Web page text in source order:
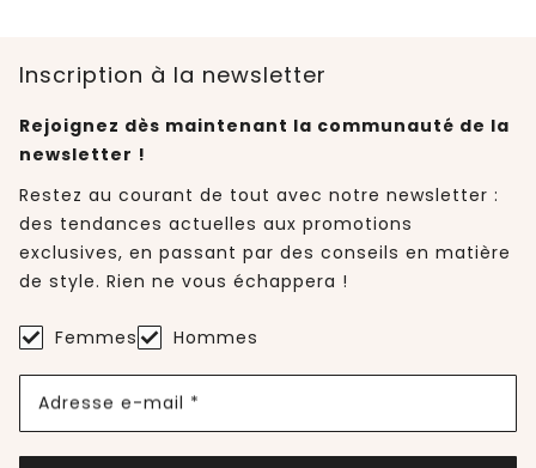
Inscription à la newsletter
Rejoignez dès maintenant la communauté de la
newsletter !
Restez au courant de tout avec notre newsletter :
des tendances actuelles aux promotions
exclusives, en passant par des conseils en matière
de style. Rien ne vous échappera !
Femmes Hommes
Adresse e-mail *